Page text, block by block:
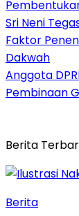
Sri Neni
Faktor
Dakwah
Anggota
Pembinaan
Berita
Berita